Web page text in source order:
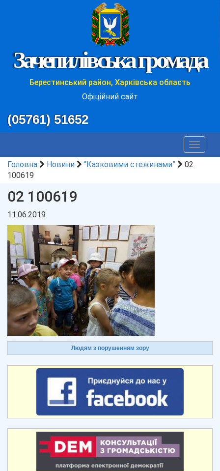
Зачепилівська громада
Берестинський район, Харківська область
Офіційний сайт
(05761) 51652
Toggle
Головна
Новини “Казковими стежинами”
02
100619
02 100619
11.06.2019
Людям з порушенням зору